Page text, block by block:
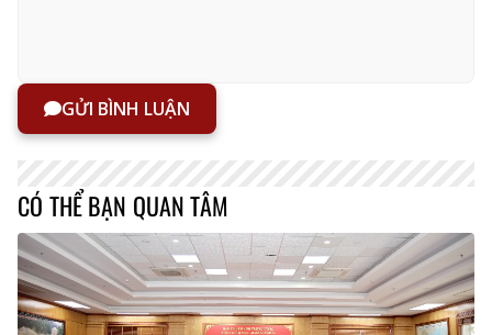
GỬI BÌNH LUẬN
CÓ THỂ BẠN QUAN TÂM